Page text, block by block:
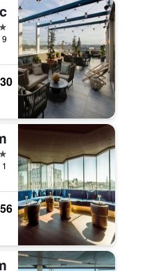
4 כוכבים
4 כוכבים